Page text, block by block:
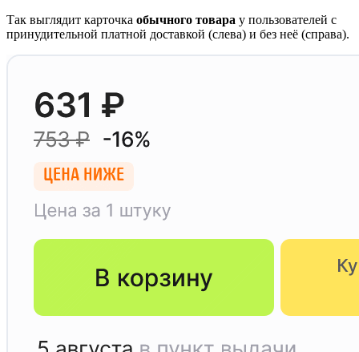
Так выглядит карточка обычного товара у пользователей с
принудительной платной доставкой (слева) и без неё (справа).